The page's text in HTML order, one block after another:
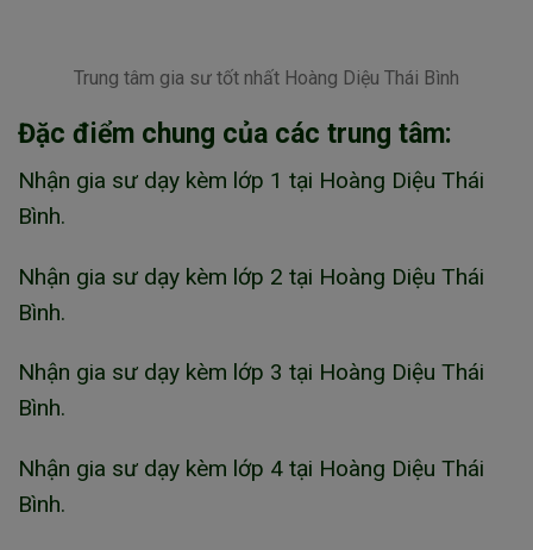
Trung tâm gia sư tốt nhất Hoàng Diệu Thái Bình
Đặc điểm chung của các trung tâm:
Nhận gia sư dạy kèm lớp 1 tại Hoàng Diệu Thái
Bình.
Nhận gia sư dạy kèm lớp 2 tại Hoàng Diệu Thái
Bình.
Nhận gia sư dạy kèm lớp 3 tại Hoàng Diệu Thái
Bình.
Nhận gia sư dạy kèm lớp 4 tại Hoàng Diệu Thái
Bình.